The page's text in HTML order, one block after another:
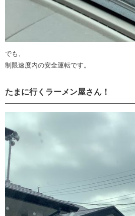
でも、
制限速度内の安全運転です。
たまに行くラーメン屋さん！